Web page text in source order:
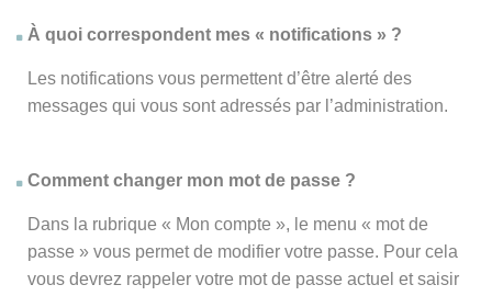
À quoi correspondent mes « notifications » ?
Les notifications vous permettent d’être alerté des
messages qui vous sont adressés par l’administration.
Comment changer mon mot de passe ?
Dans la rubrique « Mon compte », le menu « mot de
passe » vous permet de modifier votre passe. Pour cela
vous devrez rappeler votre mot de passe actuel et saisir